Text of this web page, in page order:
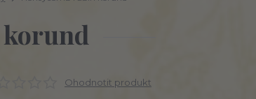
Ohodnotit produkt